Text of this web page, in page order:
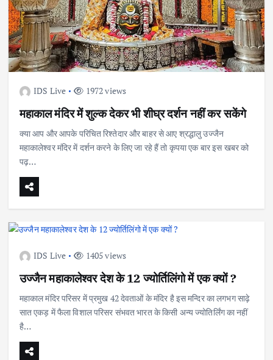
IDS Live 1972 views
महाकाल मंदिर में शुल्क देकर भी शीघ्र दर्शन नहीं कर सकेंगे
क्या आप और आपके परिचित रिश्तेदार और बाहर से आए श्रद्धालु उज्जैन
महाकालेश्वर मंदिर में दर्शन करने के लिए जा रहे हैं तो कृपया एक बार इस खबर को
पढ़…
IDS Live 1405 views
उज्जैन महाकालेश्वर देश के 12 ज्योर्तिलिंगो में एक क्यों ?
महाकाल मंदिर परिसर में प्रमुख 42 देवताओं के मंदिर है इस मन्दिर का लगभग साढ़े
सात एकड़ में फैला विशाल परिसर संभवत भारत के किसी अन्य ज्योतिर्लिंग का नहीं
है…